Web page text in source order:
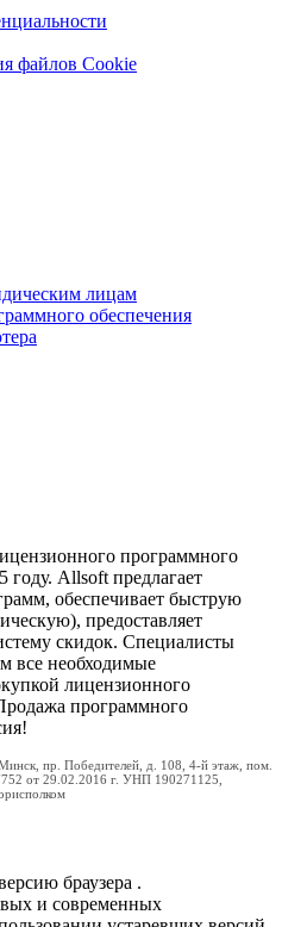
файлов Cookie
лицам
обеспечения
программного
году. Allsoft предлагает
обеспечивает быструю
предоставляет
скидок. Специалисты
все необходимые
лицензионного
программного
пр. Победителей, д. 108, 4-й этаж, пом.
от 29.02.2016 г. УНП 190271125,
браузера .
и современных